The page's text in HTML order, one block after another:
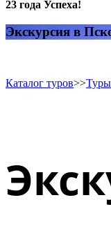
23 года Успеха!
Экскурсия в
Каталог туров>>